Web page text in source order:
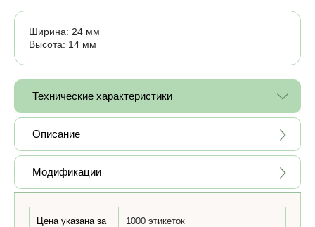
Ширина: 24 мм
Высота: 14 мм
Технические характеристики
Описание
Модификации
Цена указана за 1000 этикеток